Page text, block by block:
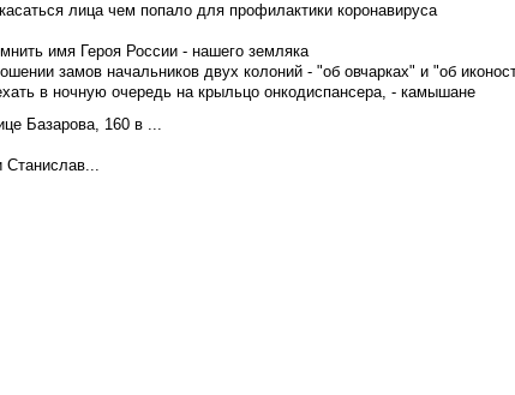
лица чем попало для профилактики коронавируса
имя Героя России - нашего земляка
замов начальников двух колоний - "об овчарках" и "об
в ночную очередь на крыльцо онкодиспансера, - камышане
Базарова, 160 в ...
Станислав...